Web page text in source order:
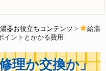
器お役立ちコンテンツ >
給湯
イントとかかる費用
理か交換か」